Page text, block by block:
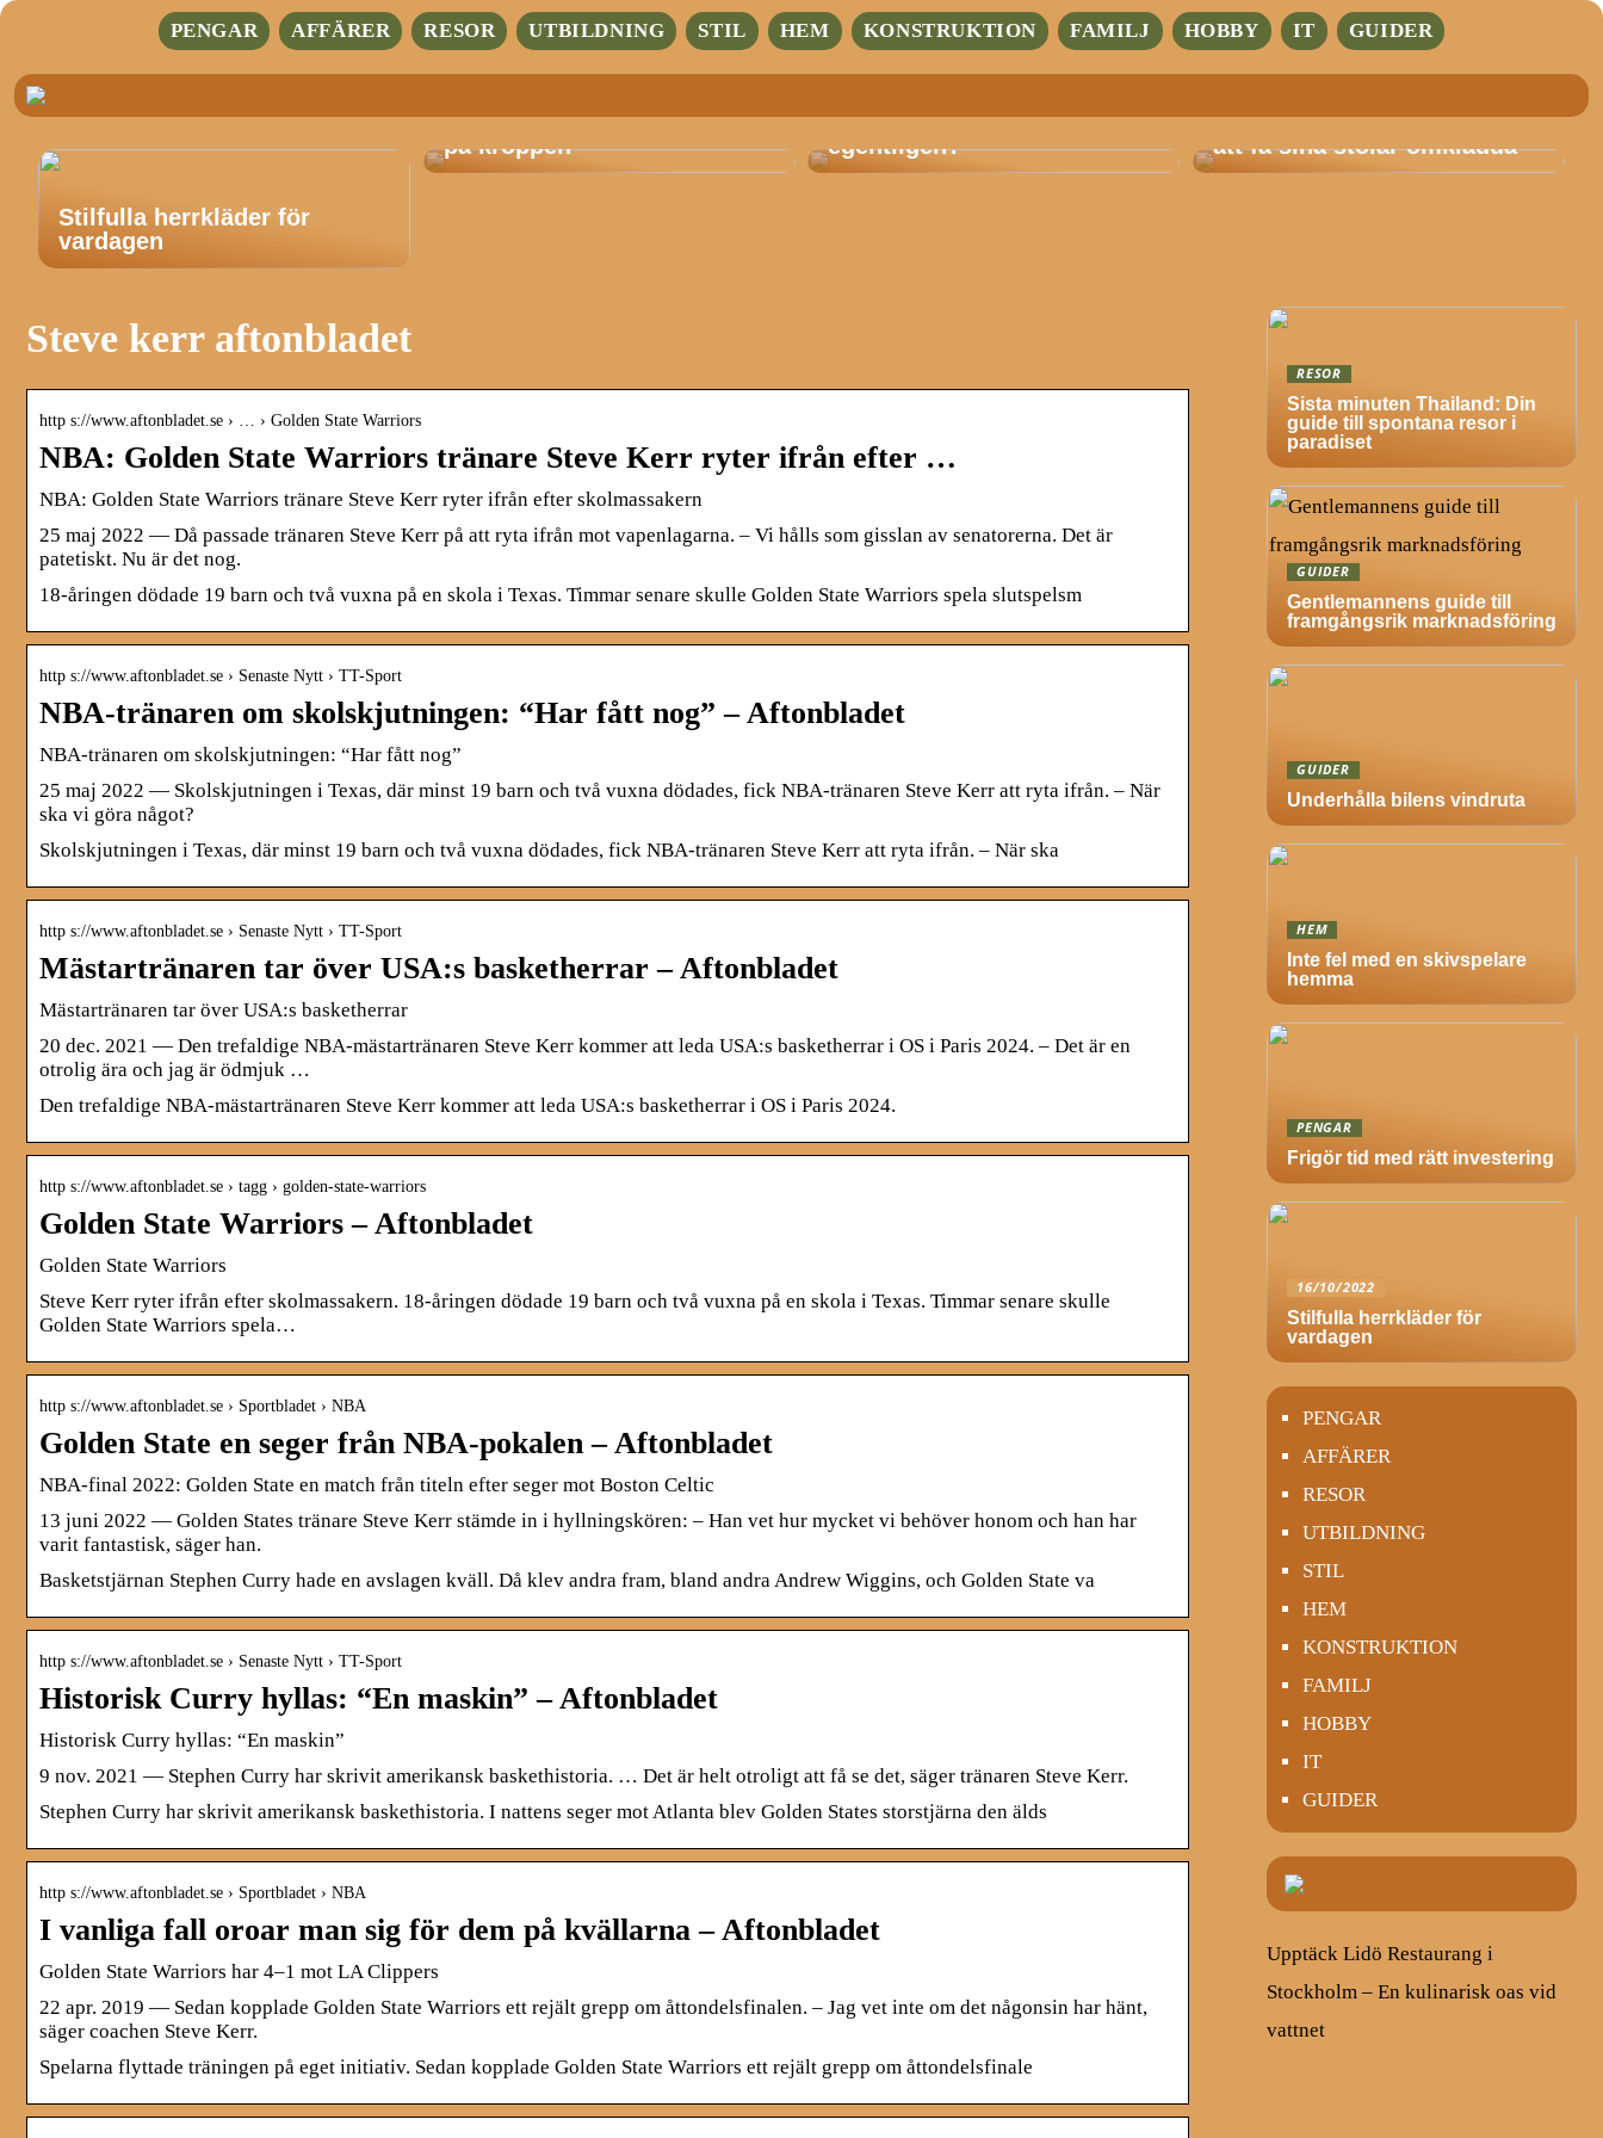
PENGAR AFFÄRER RESOR UTBILDNING STIL HEM KONSTRUKTION FAMILJ HOBBY IT GUIDER
Stilfulla herrkläder för
vardagen
Ta en utbildning med fokus
på kroppen
trädgårdsarbete dig
egentligen?
Det är därför allt fler väljer
att få sina stolar omklädda
Steve kerr aftonbladet
http s://www.aftonbladet.se › … › Golden State Warriors
NBA: Golden State Warriors tränare Steve Kerr ryter ifrån efter …
NBA: Golden State Warriors tränare Steve Kerr ryter ifrån efter skolmassakern
25 maj 2022 — Då passade tränaren Steve Kerr på att ryta ifrån mot vapenlagarna. – Vi hålls som gisslan av senatorerna. Det är
patetiskt. Nu är det nog.
18-åringen dödade 19 barn och två vuxna på en skola i Texas. Timmar senare skulle Golden State Warriors spela slutspelsm
http s://www.aftonbladet.se › Senaste Nytt › TT-Sport
NBA-tränaren om skolskjutningen: “Har fått nog” – Aftonbladet
NBA-tränaren om skolskjutningen: “Har fått nog”
25 maj 2022 — Skolskjutningen i Texas, där minst 19 barn och två vuxna dödades, fick NBA-tränaren Steve Kerr att ryta ifrån. – När
ska vi göra något?
Skolskjutningen i Texas, där minst 19 barn och två vuxna dödades, fick NBA-tränaren Steve Kerr att ryta ifrån. – När ska
http s://www.aftonbladet.se › Senaste Nytt › TT-Sport
Mästartränaren tar över USA:s basketherrar – Aftonbladet
Mästartränaren tar över USA:s basketherrar
20 dec. 2021 — Den trefaldige NBA-mästartränaren Steve Kerr kommer att leda USA:s basketherrar i OS i Paris 2024. – Det är en
otrolig ära och jag är ödmjuk …
Den trefaldige NBA-mästartränaren Steve Kerr kommer att leda USA:s basketherrar i OS i Paris 2024.
http s://www.aftonbladet.se › tagg › golden-state-warriors
Golden State Warriors – Aftonbladet
Golden State Warriors
Steve Kerr ryter ifrån efter skolmassakern. 18-åringen dödade 19 barn och två vuxna på en skola i Texas. Timmar senare skulle
Golden State Warriors spela…
http s://www.aftonbladet.se › Sportbladet › NBA
Golden State en seger från NBA-pokalen – Aftonbladet
NBA-final 2022: Golden State en match från titeln efter seger mot Boston Celtic
13 juni 2022 — Golden States tränare Steve Kerr stämde in i hyllningskören: – Han vet hur mycket vi behöver honom och han har
varit fantastisk, säger han.
Basketstjärnan Stephen Curry hade en avslagen kväll. Då klev andra fram, bland andra Andrew Wiggins, och Golden State va
http s://www.aftonbladet.se › Senaste Nytt › TT-Sport
Historisk Curry hyllas: “En maskin” – Aftonbladet
Historisk Curry hyllas: “En maskin”
9 nov. 2021 — Stephen Curry har skrivit amerikansk baskethistoria. … Det är helt otroligt att få se det, säger tränaren Steve Kerr.
Stephen Curry har skrivit amerikansk baskethistoria. I nattens seger mot Atlanta blev Golden States storstjärna den älds
http s://www.aftonbladet.se › Sportbladet › NBA
I vanliga fall oroar man sig för dem på kvällarna – Aftonbladet
Golden State Warriors har 4–1 mot LA Clippers
22 apr. 2019 — Sedan kopplade Golden State Warriors ett rejält grepp om åttondelsfinalen. – Jag vet inte om det någonsin har hänt,
säger coachen Steve Kerr.
Spelarna flyttade träningen på eget initiativ. Sedan kopplade Golden State Warriors ett rejält grepp om åttondelsfinale
RESOR
Sista minuten Thailand: Din
guide till spontana resor i
paradiset
GUIDER
Gentlemannens guide till
framgångsrik marknadsföring
GUIDER
Underhålla bilens vindruta
HEM
Inte fel med en skivspelare
hemma
PENGAR
Frigör tid med rätt investering
16/10/2022
Stilfulla herrkläder för
vardagen
PENGAR
AFFÄRER
RESOR
UTBILDNING
STIL
HEM
KONSTRUKTION
FAMILJ
HOBBY
IT
GUIDER
Upptäck Lidö Restaurang i
Stockholm – En kulinarisk oas vid
vattnet